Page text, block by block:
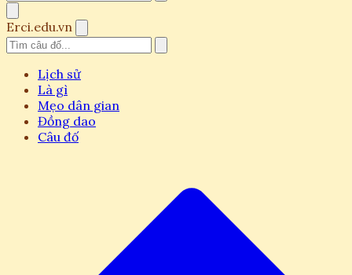
Erci.edu.vn
Lịch sử
Là gì
Mẹo dân gian
Đồng dao
Câu đố